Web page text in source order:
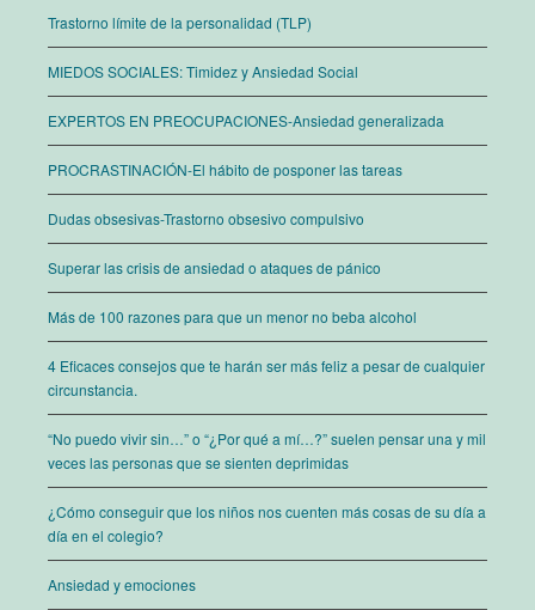
Trastorno límite de la personalidad (TLP)
MIEDOS SOCIALES: Timidez y Ansiedad Social
EXPERTOS EN PREOCUPACIONES-Ansiedad generalizada
PROCRASTINACIÓN-El hábito de posponer las tareas
Dudas obsesivas-Trastorno obsesivo compulsivo
Superar las crisis de ansiedad o ataques de pánico
Más de 100 razones para que un menor no beba alcohol
4 Eficaces consejos que te harán ser más feliz a pesar de cualquier
circunstancia.
“No puedo vivir sin…” o “¿Por qué a mí…?” suelen pensar una y mil
veces las personas que se sienten deprimidas
¿Cómo conseguir que los niños nos cuenten más cosas de su día a
día en el colegio?
Ansiedad y emociones